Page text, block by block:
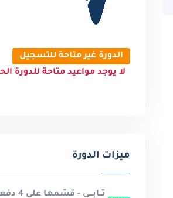
الدورة غير متاحة للتسجيل
لا يوجد مواعيد متاحة للدورة
ميزات الدورة
تــابـــي